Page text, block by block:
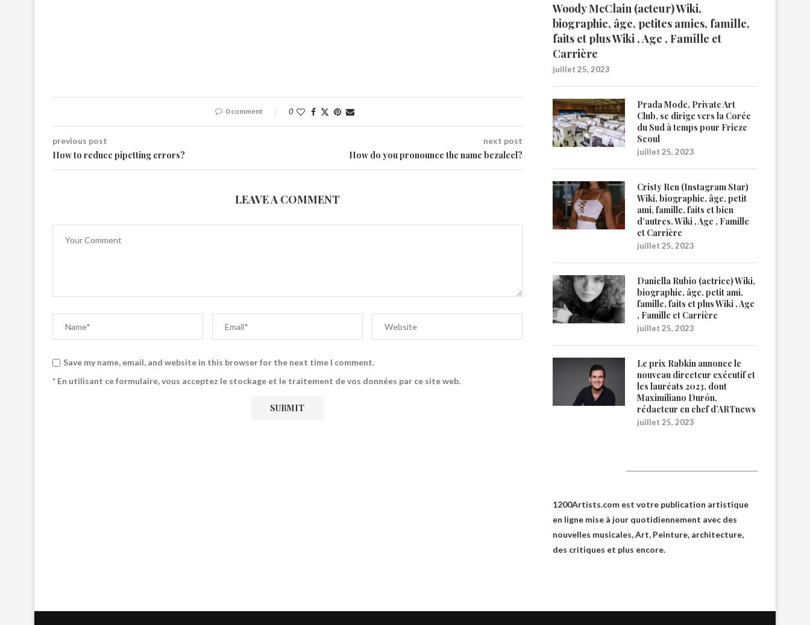
0 comment 0
previous post
How to reduce pipetting errors?
next post
How do you pronounce the name bezaleel?
LEAVE A COMMENT
Save my name, email, and website in this browser for the next time I comment.
* En utilisant ce formulaire, vous acceptez le stockage et le traitement de vos données par ce site web.
Woody McClain (acteur) Wiki,
biographie, âge, petites amies, famille,
faits et plus Wiki , Age , Famille et
Carrière
juillet 25, 2023
Prada Mode, Private Art
Club, se dirige vers la Corée
du Sud à temps pour Frieze
Seoul
juillet 25, 2023
Cristy Ren (Instagram Star)
Wiki, biographie, âge, petit
ami, famille, faits et bien
d’autres. Wiki , Age , Famille
et Carrière
juillet 25, 2023
Daniella Rubio (actrice) Wiki,
biographie, âge, petit ami,
famille, faits et plus Wiki , Age
, Famille et Carrière
juillet 25, 2023
Le prix Rabkin annonce le
nouveau directeur exécutif et
les lauréats 2023, dont
Maximiliano Durón,
rédacteur en chef d’ARTnews
juillet 25, 2023
1200Artists.com est votre publication artistique
en ligne mise à jour quotidiennement avec des
nouvelles musicales, Art, Peinture, architecture,
des critiques et plus encore.